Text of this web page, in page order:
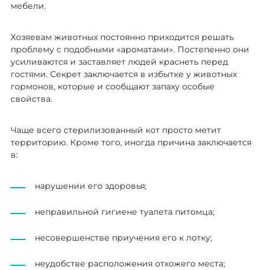
мебели.
Хозяевам животных постоянно приходится решать
проблему с подобными «ароматами». Постепенно они
усиливаются и заставляет людей краснеть перед
гостями. Секрет заключается в избытке у животных
гормонов, которые и сообщают запаху особые
свойства.
Чаще всего стерилизованный кот просто метит
территорию. Кроме того, иногда причина заключается
в:
нарушении его здоровья;
неправильной гигиене туалета питомца;
несовершенстве приучения его к лотку;
неудобстве расположения отхожего места;